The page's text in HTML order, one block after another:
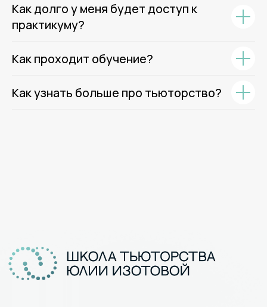
Как долго у меня будет доступ к
практикуму?
Как проходит обучение?
Как узнать больше про тьюторство?